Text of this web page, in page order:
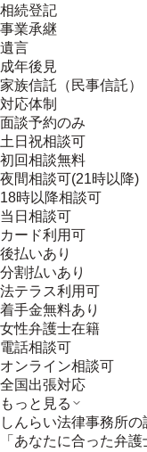
相続登記
事業承継
遺言
成年後見
家族信託（民事信託）
対応体制
面談予約のみ
土日祝相談可
初回相談無料
夜間相談可(21時以降)
18時以降相談可
当日相談可
カード利用可
後払いあり
分割払いあり
法テラス利用可
着手金無料あり
女性弁護士在籍
電話相談可
オンライン相談可
全国出張対応
もっと見る
しんらい法律事務所の
「あなたに合った弁